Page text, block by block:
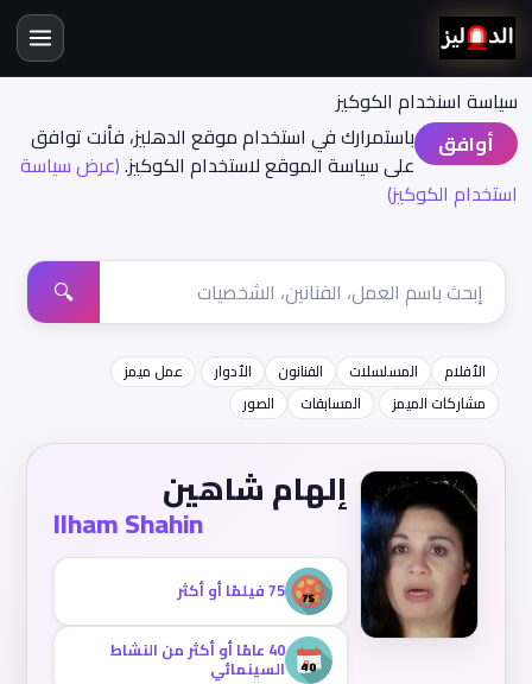
سياسة اسنخدام الكوكيز
أوافق
باستمرارك في استخدام موقع الدهليز، فأنت توافق
على سياسة الموقع لاستخدام الكوكيز.(عرض سياسة
استخدام الكوكيز)
🔍
الأفلام المسلسلات الفنانون الأدوار
عمل ميمز
مشاركات الميمز
المسابقات الصور
إلهام شاهين
Ilham Shahin
75 فيلمًا أو أكثر
40 عامًا أو أكثر من النشاط
السينمائي